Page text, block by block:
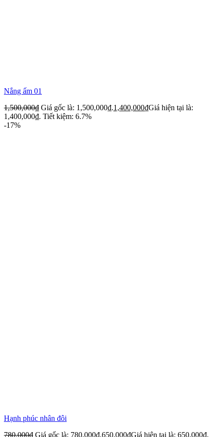
Nắng ấm 01
1,500,000₫ Giá gốc là: 1,500,000₫.1,400,000₫Giá hiện tại là:
1,400,000₫. Tiết kiệm: 6.7%
-17%
Hạnh phúc nhân đôi
780,000₫ Giá gốc là: 780,000₫.650,000₫Giá hiện tại là: 650,000₫.